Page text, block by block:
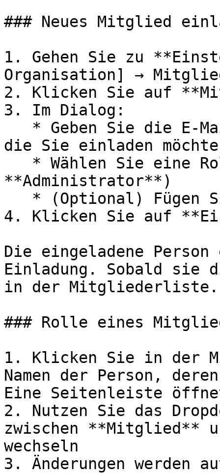
### Neues Mitglied
1. Gehen Sie zu
Organisation] →
2. Klicken Sie auf
3. Im Dialog:
die Sie einladen
**Administrator**)
4. Klicken Sie auf
Die eingeladene
Einladung. Sobald sie
in der Mitgliederliste.
### Rolle eines
1. Klicken Sie in der
Namen der Person,
Eine Seitenleiste
2. Nutzen Sie das
zwischen **Mitglied**
wechseln
3. Änderungen werden